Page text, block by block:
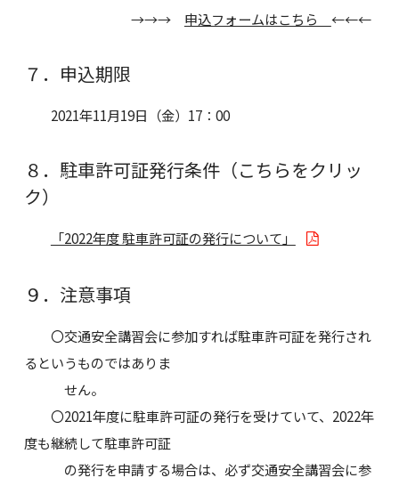
→→→ 申込フォームはこちら ←←←
７．申込期限
2021年11月19日（金）17：00
８．駐車許可証発行条件（こちらをクリッ
ク）
「2022年度 駐車許可証の発行について」
９．注意事項
〇交通安全講習会に参加すれば駐車許可証を発行され
るというものではありま
せん。
〇2021年度に駐車許可証の発行を受けていて、2022年
度も継続して駐車許可証
の発行を申請する場合は、必ず交通安全講習会に参